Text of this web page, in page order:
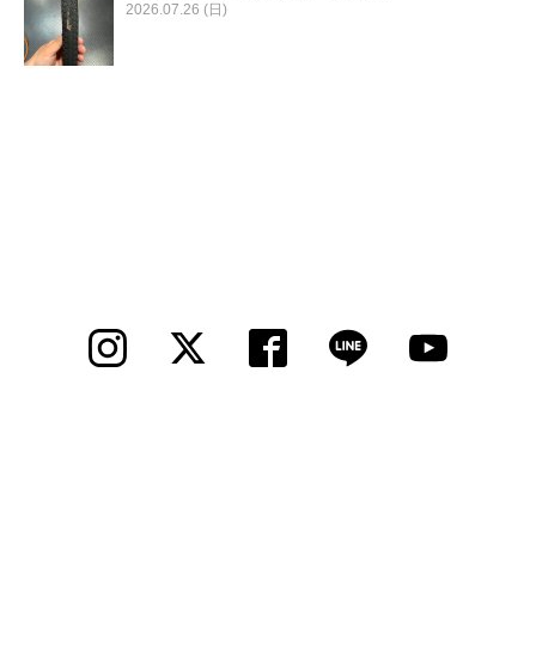
2026.07.26 (日)